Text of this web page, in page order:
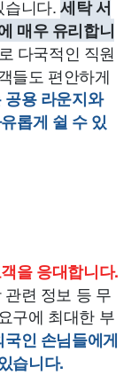
습니다.세탁 서
매우 유리합니
다국적인 직원
들도 편안하게
용 라운지와
롭게 쉴 수 있
을 응대합니다.
련 정보 등 무
구에 최대한 부
인 손님들에게
습니다.